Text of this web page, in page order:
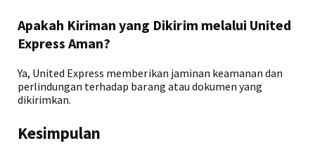
Apakah Kiriman yang Dikirim melalui United
Express Aman?
Ya, United Express memberikan jaminan keamanan dan
perlindungan terhadap barang atau dokumen yang
dikirimkan.
Kesimpulan